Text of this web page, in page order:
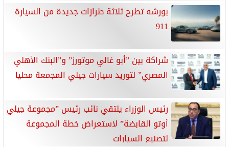
بورشه تطرح ثلاثة طرازات جديدة من السيارة
‎911
شراكة بين ”أبو غالي موتورز” و”البنك الأهلي
المصري” لتوريد سيارات جيلي المجمعة محليا
رئيس الوزراء يلتقي نائب رئيس ”مجموعة جيلي
أوتو القابضة” لاستعراض خطة المجموعة
لتصنيع السيارات